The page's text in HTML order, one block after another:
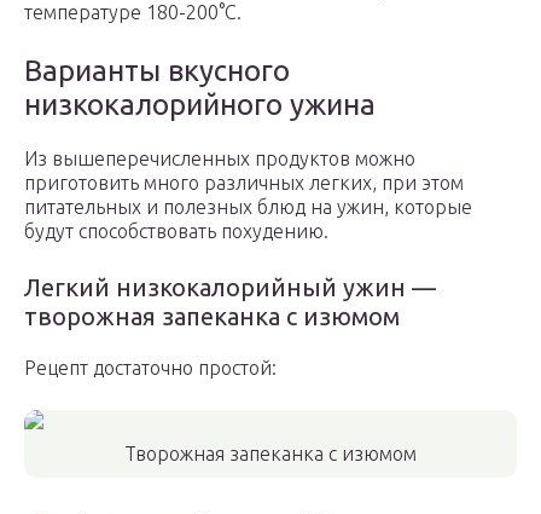
температуре 180-200°С.
Варианты вкусного
низкокалорийного ужина
Из вышеперечисленных продуктов можно
приготовить много различных легких, при этом
питательных и полезных блюд на ужин, которые
будут способствовать похудению.
Легкий низкокалорийный ужин —
творожная запеканка с изюмом
Рецепт достаточно простой:
Творожная запеканка с изюмом